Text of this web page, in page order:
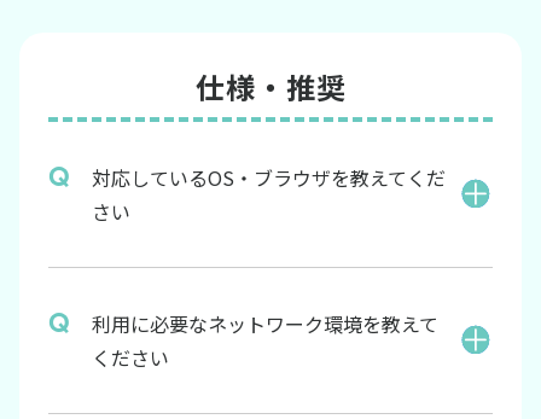
仕様・推奨
対応しているOS・ブラウザを教えてくだ
さい
利用に必要なネットワーク環境を教えて
ください